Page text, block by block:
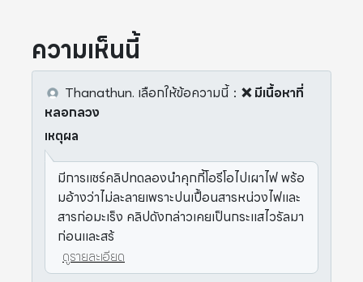
ความเห็นนี้
Thanathun. เลือกให้ข้อความนี้： ❌ มีเนื้อหาที่
หลอกลวง
เหตุผล
มีการแชร์คลิปทดลองนำคุกกี้โอรีโอไปเผาไฟ พร้อ
มอ้างว่าไม่ละลายเพราะปนเปื้อนสารหน่วงไฟและ
สารก่อมะเร็ง คลิปดังกล่าวเคยเป็นกระแสไวรัลมา
ก่อนและสร้
ดูรายละเอียด